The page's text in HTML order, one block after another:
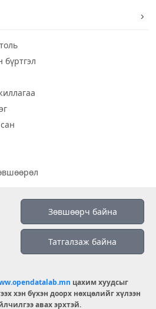
бүртгэл
LAB MONGOLIA.
Зөвшөөрч байна
Татгалзаж байна
цахим хуудсыг
хэн бүхэн доорх нөхцөлийг хүлээн
авах эрхтэй.